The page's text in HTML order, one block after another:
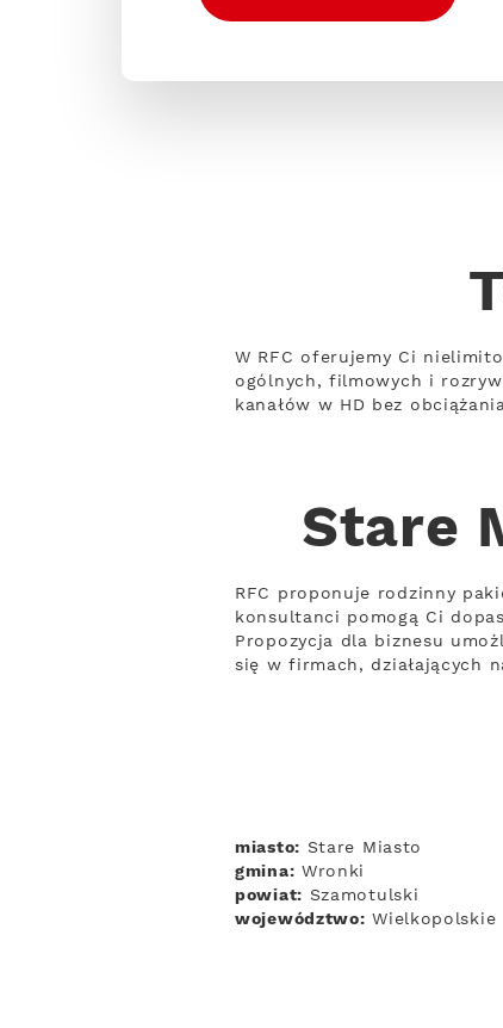
W RFC oferujemy Ci
ogólnych, filmowych i
kanałów w HD bez
Stare
RFC proponuje rodzinny
konsultanci pomogą Ci
Propozycja dla biznesu
się w firmach, działających
miasto: Stare Miasto
gmina: Wronki
powiat: Szamotulski
województwo: Wielkopolskie